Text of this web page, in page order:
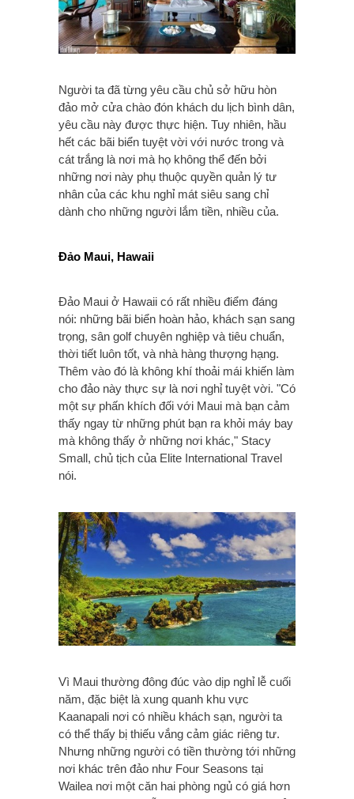
Người ta đã từng yêu cầu chủ sở hữu hòn
đảo mở cửa chào đón khách du lịch bình dân,
yêu cầu này được thực hiện. Tuy nhiên, hầu
hết các bãi biển tuyệt vời với nước trong và
cát trắng là nơi mà họ không thể đến bởi
những nơi này phụ thuộc quyền quản lý tư
nhân của các khu nghỉ mát siêu sang chỉ
dành cho những người lắm tiền, nhiều của.
Đảo Maui, Hawaii
Đảo Maui ở Hawaii có rất nhiều điểm đáng
nói: những bãi biển hoàn hảo, khách sạn sang
trọng, sân golf chuyên nghiệp và tiêu chuẩn,
thời tiết luôn tốt, và nhà hàng thượng hạng.
Thêm vào đó là không khí thoải mái khiến làm
cho đảo này thực sự là nơi nghỉ tuyệt vời. "Có
một sự phấn khích đối với Maui mà bạn cảm
thấy ngay từ những phút bạn ra khỏi máy bay
mà không thấy ở những nơi khác," Stacy
Small, chủ tịch của Elite International Travel
nói.
Vì Maui thường đông đúc vào dịp nghỉ lễ cuối
năm, đặc biệt là xung quanh khu vực
Kaanapali nơi có nhiều khách sạn, người ta
có thể thấy bị thiếu vắng cảm giác riêng tư.
Nhưng những người có tiền thường tới những
nơi khác trên đảo như Four Seasons tại
Wailea nơi một căn hai phòng ngủ có giá hơn